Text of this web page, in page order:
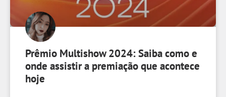
Prêmio Multishow 2024: Saiba como e
onde assistir a premiação que acontece
hoje